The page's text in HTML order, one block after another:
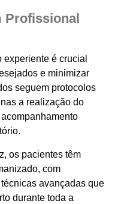
Profissional
é crucial
e minimizar
seguem protocolos
a realização do
os pacientes têm
com
avançadas que
durante toda a